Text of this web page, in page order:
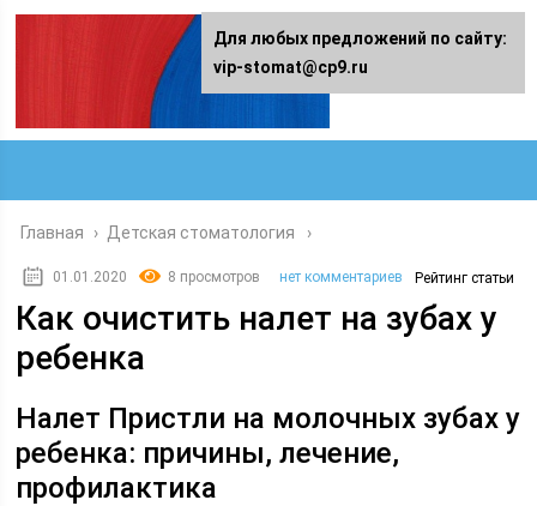
Главная › Детская стоматология
01.01.2020 8 просмотров нет комментариев Рейтинг статьи
Как очистить налет на зубах у
ребенка
Налет Пристли на молочных зубах у
ребенка: причины, лечение,
профилактика
Для любых предложений по сайту:
vip-stomat@cp9.ru